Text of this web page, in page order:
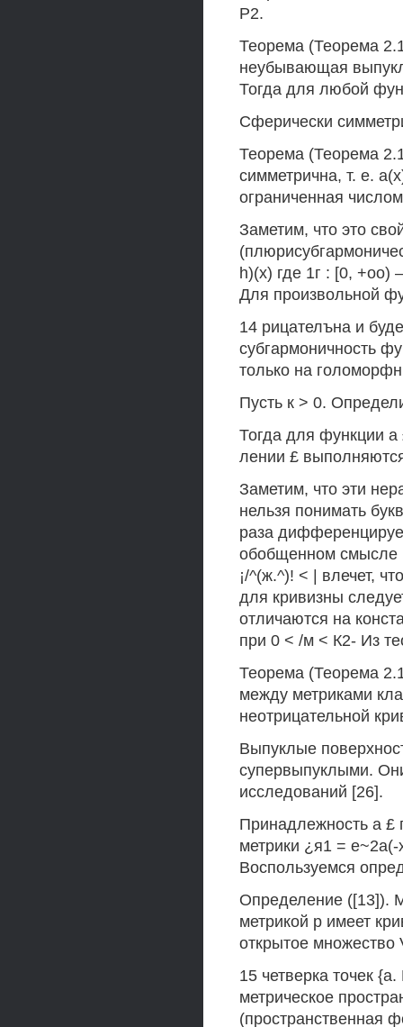
Р2.
Теорема (Теорема
неубывающая
Тогда для любой
Сферически
Теорема (Теорема
симметрична, т. е.
ограниченная
Заметим, что это
h)(х) где 1г : [0,
Для произвольной
14 рицателъна и
субгармоничность
только на
Пусть к > 0.
Тогда для функции
лении £
Заметим, что эти
нельзя понимать
раза
обобщенном смысле
¡/^(ж.^)! < | влечет,
для кривизны
отличаются на
при 0 < /м < К2- Из
Теорема (Теорема
между метриками
неотрицательной
Выпуклые
супервыпуклыми.
исследований [26].
Принадлежность а £
метрики ¿я1 =
Воспользуемся
Определение ([13]).
метрикой р имеет
открытое множество
15 четверка точек
метрическое
(пространственная